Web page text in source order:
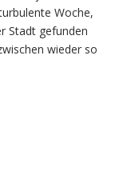
Woche,
Stadt gefunden
wieder so